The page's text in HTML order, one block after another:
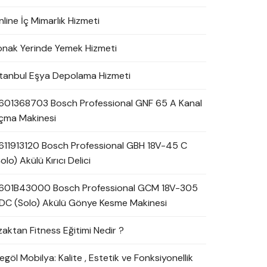
İç Mimarlık Hizmeti
Yerinde Yemek Hizmeti
Eşya Depolama Hizmeti
Bosch Professional GNF 65 A Kanal
Makinesi
Bosch Professional GBH 18V-45 C
Akülü Kırıcı Delici
Bosch Professional GCM 18V-305
(Solo) Akülü Gönye Kesme Makinesi
Fitness Eğitimi Nedir ?
Mobilya: Kalite , Estetik ve Fonksiyonellik